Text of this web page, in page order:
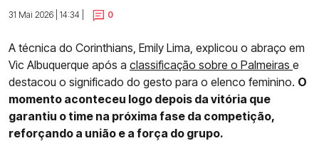
31 Mai 2026 | 14:34 |
0
A técnica do Corinthians, Emily Lima, explicou o abraço em
Vic Albuquerque após a classificação sobre o Palmeiras e
destacou o significado do gesto para o elenco feminino. O
momento aconteceu logo depois da vitória que
garantiu o time na próxima fase da competição,
reforçando a união e a força do grupo.